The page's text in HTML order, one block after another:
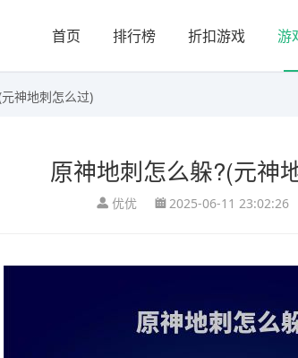
首页 排行榜 折扣游戏 游
神地刺怎么过)
原神地刺怎么躲?(元神
优优 2025-06-11 23:02:26